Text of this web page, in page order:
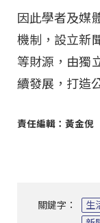
因此學者及媒
機制，設立新
等財源，由獨
續發展，打造
責任編輯：黃金倪
關鍵字： 生